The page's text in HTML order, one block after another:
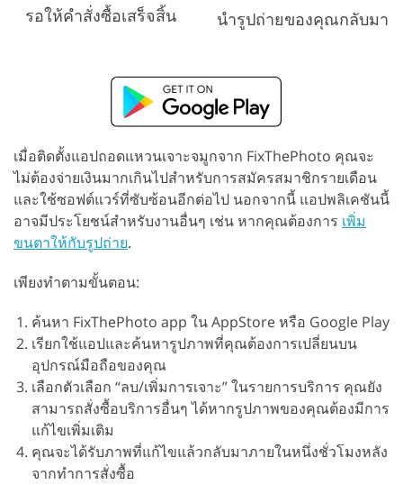
รอให้คำสั่งซื้อเสร็จสิ้น นำรูปถ่ายของคุณกลับมา
เมื่อติดตั้งแอปถอดแหวนเจาะจมูกจาก FixThePhoto คุณจะ
ไม่ต้องจ่ายเงินมากเกินไปสำหรับการสมัครสมาชิกรายเดือน
และใช้ซอฟต์แวร์ที่ซับซ้อนอีกต่อไป นอกจากนี้ แอปพลิเคชันนี้
อาจมีประโยชน์สำหรับงานอื่นๆ เช่น หากคุณต้องการ เพิ่ม
ขนตาให้กับรูปถ่าย.
เพียงทำตามขั้นตอน:
ค้นหา FixThePhoto app ใน AppStore หรือ Google Play
เรียกใช้แอปและค้นหารูปภาพที่คุณต้องการเปลี่ยนบน
อุปกรณ์มือถือของคุณ
เลือกตัวเลือก “ลบ/เพิ่มการเจาะ” ในรายการบริการ คุณยัง
สามารถสั่งซื้อบริการอื่นๆ ได้หากรูปภาพของคุณต้องมีการ
แก้ไขเพิ่มเติม
คุณจะได้รับภาพที่แก้ไขแล้วกลับมาภายในหนึ่งชั่วโมงหลัง
จากทำการสั่งซื้อ